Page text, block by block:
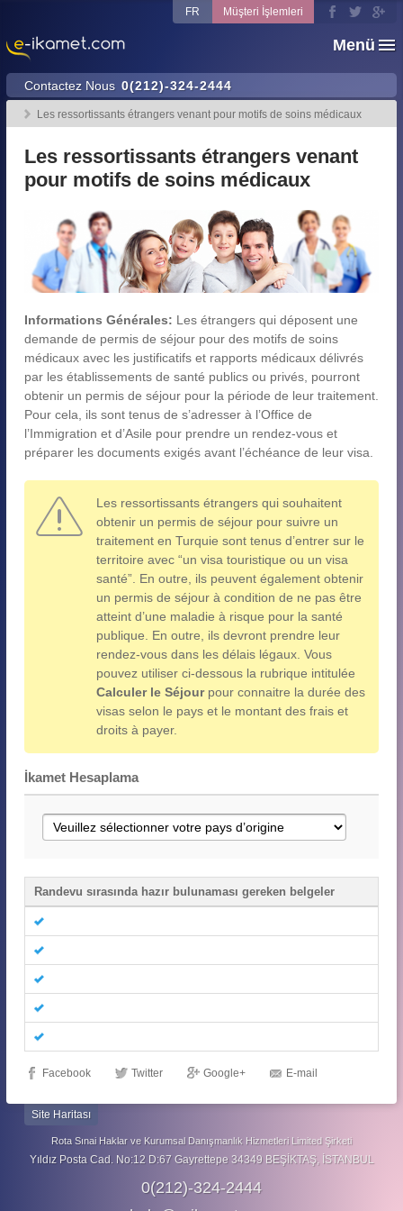
Menü
Contactez Nous 0(212)-324-2444
FR Müşteri İşlemleri
Les ressortissants étrangers venant pour motifs de soins médicaux
Les ressortissants étrangers venant
pour motifs de soins médicaux
Informations Générales: Les étrangers qui déposent une
demande de permis de séjour pour des motifs de soins
médicaux avec les justificatifs et rapports médicaux délivrés
par les établissements de santé publics ou privés, pourront
obtenir un permis de séjour pour la période de leur traitement.
Pour cela, ils sont tenus de s’adresser à l’Office de
l’Immigration et d’Asile pour prendre un rendez-vous et
préparer les documents exigés avant l’échéance de leur visa.
Les ressortissants étrangers qui souhaitent
obtenir un permis de séjour pour suivre un
traitement en Turquie sont tenus d’entrer sur le
territoire avec “un visa touristique ou un visa
santé”. En outre, ils peuvent également obtenir
un permis de séjour à condition de ne pas être
atteint d’une maladie à risque pour la santé
publique. En outre, ils devront prendre leur
rendez-vous dans les délais légaux. Vous
pouvez utiliser ci-dessous la rubrique intitulée
Calculer le Séjourpour connaitre la durée des
visas selon le pays et le montant des frais et
droits à payer.
İkamet Hesaplama
Randevu sırasında hazır bulunaması gereken belgeler
Facebook Twitter Google+ E-mail
Site Haritası
Rota Sınai Haklar ve Kurumsal Danışmanlık Hizmetleri Limited Şirketi
Yıldız Posta Cad. No:12 D:67 Gayrettepe 34349 BEŞİKTAŞ, İSTANBUL
0(212)-324-2444